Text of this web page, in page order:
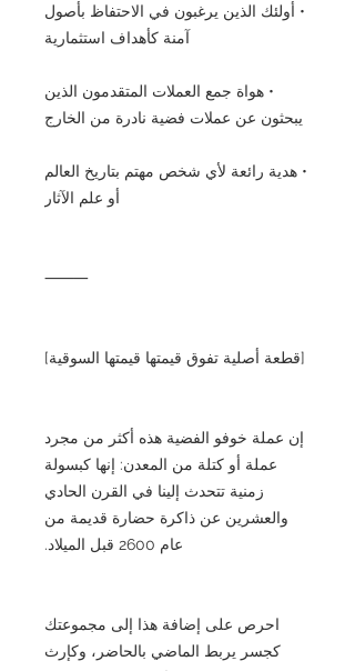
• أولئك الذين يرغبون في الاحتفاظ بأصول
آمنة كأهداف استثمارية
• هواة جمع العملات المتقدمون الذين
يبحثون عن عملات فضية نادرة من الخارج
• هدية رائعة لأي شخص مهتم بتاريخ العالم
أو علم الآثار
⸻
[قطعة أصلية تفوق قيمتها قيمتها السوقية]
إن عملة خوفو الفضية هذه أكثر من مجرد
عملة أو كتلة من المعدن: إنها كبسولة
زمنية تتحدث إلينا في القرن الحادي
والعشرين عن ذاكرة حضارة قديمة من
عام 2600 قبل الميلاد.
احرص على إضافة هذا إلى مجموعتك
كجسر يربط الماضي بالحاضر، وكإرث